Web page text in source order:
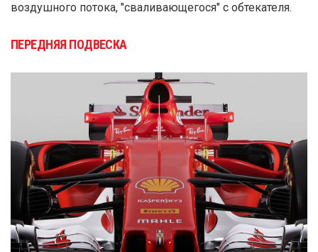
воздушного потока, "сваливающегося" с обтекателя.
ПЕРЕДНЯЯ ПОДВЕСКА